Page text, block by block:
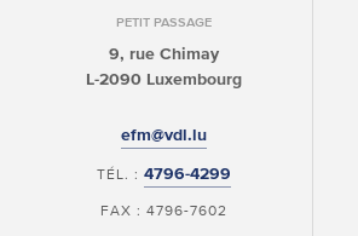
PETIT PASSAGE
9, rue Chimay
L-2090 Luxembourg
efm@vdl.lu
TÉL. :4796-4299
FAX : 4796-7602